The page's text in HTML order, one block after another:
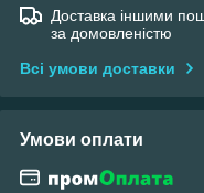
Доставка іншими
за домовленістю
Всі умови доставки
Умови оплати